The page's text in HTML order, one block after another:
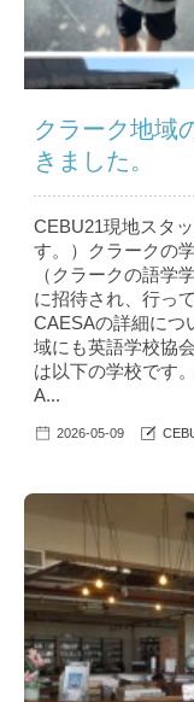
クラーク地域
きました。
CEBU21現地スタ
す。）クラークの
（クラークの語学
に招待され、行っ
CAESAの詳細につ
域にも英語学校協
は以下の学校です
A...
2026-05-09